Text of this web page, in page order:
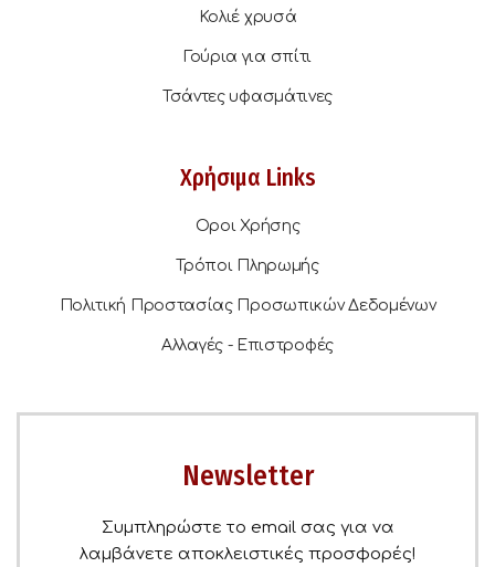
Κολιέ χρυσά
Γούρια για σπίτι
Τσάντες υφασμάτινες
Χρήσιμα Links
Οροι Χρήσης
Τρόποι Πληρωμής
Πολιτική Προστασίας Προσωπικών Δεδομένων
Αλλαγές - Επιστροφές
Newsletter
Συμπληρώστε το email σας για να
λαμβάνετε αποκλειστικές προσφορές!